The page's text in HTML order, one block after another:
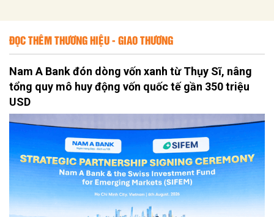
ĐỌC THÊM THƯƠNG HIỆU - GIAO THƯƠNG
Nam A Bank đón dòng vốn xanh từ Thụy Sĩ, nâng
tổng quy mô huy động vốn quốc tế gần 350 triệu
USD